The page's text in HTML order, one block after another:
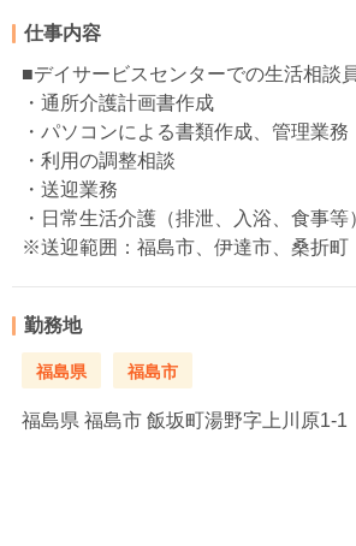
仕事内容
■デイサービスセンターでの生活相談
・通所介護計画書作成
・パソコンによる書類作成、管理業
・利用の調整相談
・送迎業務
・日常生活介護（排泄、入浴、食事等
※送迎範囲：福島市、伊達市、桑折町
勤務地
福島県 福島市
福島県 福島市 飯坂町湯野字上川原1-1